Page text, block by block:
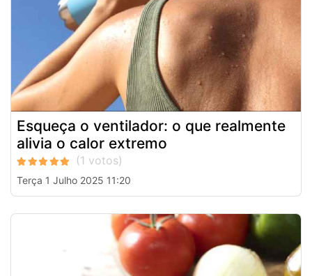
Esqueça o ventilador: o que realmente
alivia o calor extremo
Terça 1 Julho 2025 11:20